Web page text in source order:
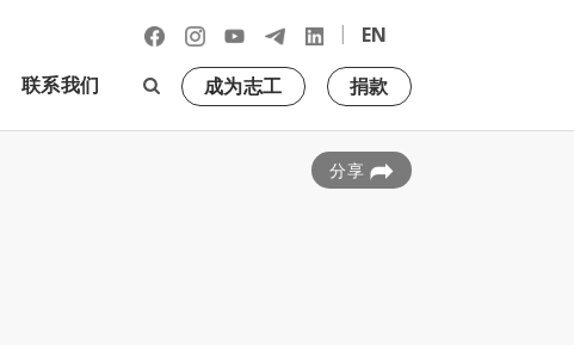
|
EN
联系我们 成为志工 捐款
分享